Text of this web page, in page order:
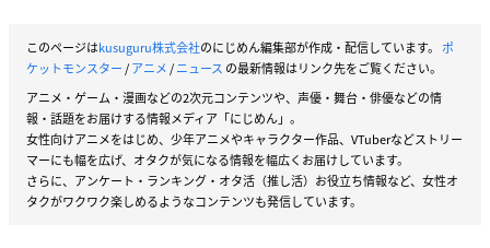
このページはkusuguru株式会社のにじめん編集部が作成・配信しています。 ポ
ケットモンスター/アニメ/ニュース の最新情報はリンク先をご覧ください。
アニメ・ゲーム・漫画などの2次元コンテンツや、声優・舞台・俳優などの情
報・話題をお届けする情報メディア「にじめん」。
女性向けアニメをはじめ、少年アニメやキャラクター作品、VTuberなどストリー
マーにも幅を広げ、オタクが気になる情報を幅広くお届けしています。
さらに、アンケート・ランキング・オタ活（推し活）お役立ち情報など、女性オ
タクがワクワク楽しめるようなコンテンツも発信しています。